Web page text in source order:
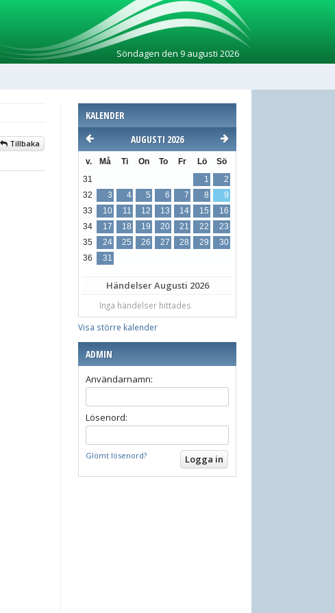
Söndagen den 9 augusti 2026
KALENDER
AUGUSTI 2026
v. Må Ti On To Fr Lö Sö
31 1
2
32
3 4 5 6 7 8
9
33
10 11 12 13 14 15
16
34
17 18 19 20 21 22
23
35
24 25 26 27 28 29
30
36
31
HändelserAugusti 2026
Inga händelser hittades
Visa större kalender
ADMIN
Användarnamn:
Lösenord:
Glömt lösenord?
Tillbaka